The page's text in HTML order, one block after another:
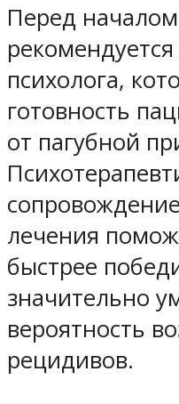
Перед
психолога,
готовность
от пагубной
лечения
быстрее
значительно
вероятность
рецидивов.